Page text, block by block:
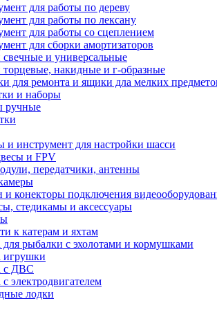
для работы по дереву
для работы по лексану
для работы со сцеплением
для сборки амортизаторов
и универсальные
накидные и г-образные
для ремонта и ящики дла мелких
и наборы
ручные
и инструмент для настройки шасси
и FPV
передатчики, антенны
и конекторы подключения
стедикамы и аксессуары
к катерам и яхтам
для рыбалки с эхолотами и кормушками
игрушки
с ДВС
с электродвигателем
лодки